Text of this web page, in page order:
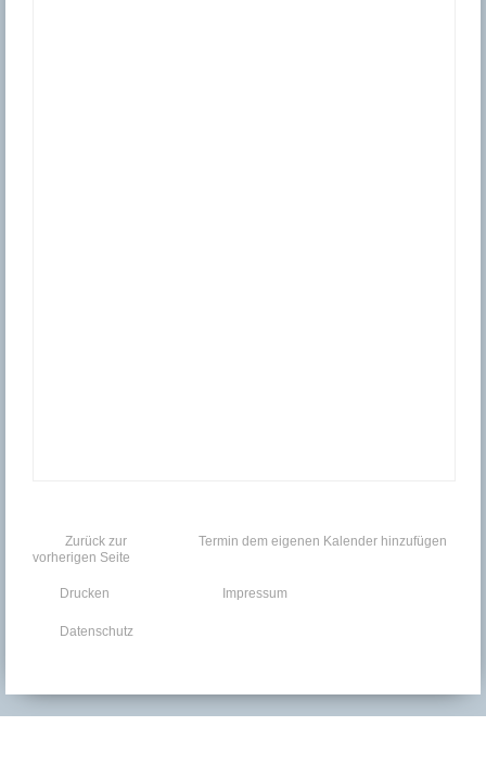
Termin dem eigenen Kalender hinzufügen
Zurück zur
vorherigen Seite
Drucken Impressum
Datenschutz